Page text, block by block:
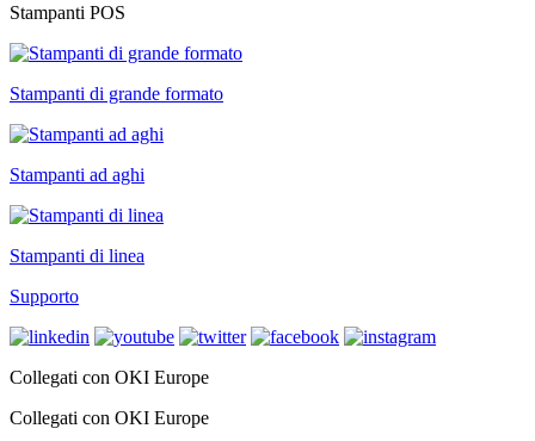
Stampanti POS
Stampanti di grande formato
Stampanti ad aghi
Stampanti di linea
Supporto
Collegati con OKI Europe
Collegati con OKI Europe